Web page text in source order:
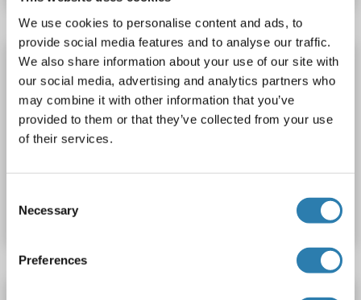
We use cookies to personalise content and ads, to
provide social media features and to analyse our traffic.
We also share information about your use of our site with
our social media, advertising and analytics partners who
may combine it with other information that you’ve
provided to them or that they’ve collected from your use
of their services.
Selection
Necessary
Preferences
HNRNPU ELISA Kit
HNRNPU Reaktivität: Kaninchen
Colorimetric
Competition ELISA
Datenblatt